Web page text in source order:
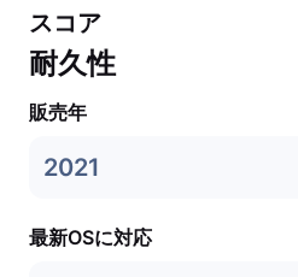
スコア
耐久性
販売年
2021
最新OSに対応